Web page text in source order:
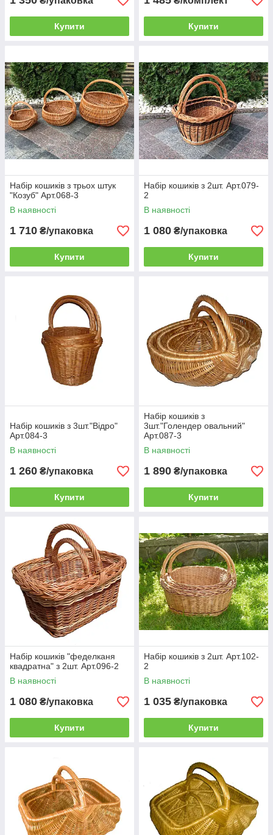
Купити Купити
Набір кошиків з трьох штук
"Козуб" Арт.068-3
В наявності
1 710 ₴/упаковка
Купити
Набір кошиків з 2шт. Арт.079-
2
В наявності
1 080 ₴/упаковка
Купити
Набір кошиків з 3шт."Відро"
Арт.084-3
В наявності
1 260 ₴/упаковка
Купити
Набір кошиків з
3шт."Голендер овальний"
Арт.087-3
В наявності
1 890 ₴/упаковка
Купити
Набір кошиків "феделканя
квадратна" з 2шт. Арт.096-2
В наявності
1 080 ₴/упаковка
Купити
Набір кошиків з 2шт. Арт.102-
2
В наявності
1 035 ₴/упаковка
Купити